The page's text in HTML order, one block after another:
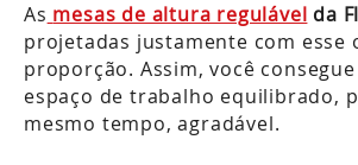
As mesas de altura regulável da
projetadas justamente com esse
proporção. Assim, você
espaço de trabalho equilibrado,
mesmo tempo, agradável.